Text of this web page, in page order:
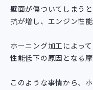
壁面が傷ついてしまう
抗が増し、エンジン性
ホーニング加工によっ
性能低下の原因となる
このような事情から、